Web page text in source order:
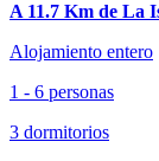
A 11.7 Km de La
Alojamiento entero
1 - 6 personas
3 dormitorios